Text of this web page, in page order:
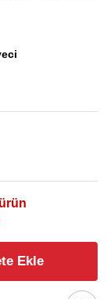
Ekle